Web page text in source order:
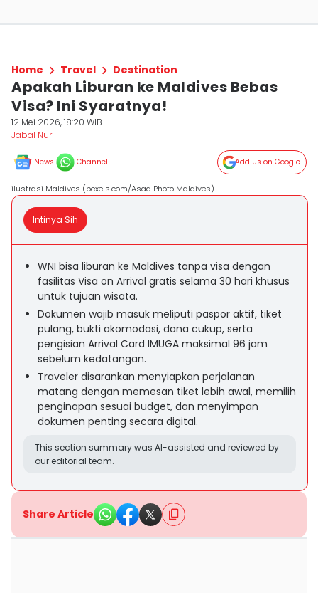
Home Travel Destination
Apakah Liburan ke Maldives Bebas
Visa? Ini Syaratnya!
12 Mei 2026, 18:20 WIB
Jabal Nur
News Channel Add Us on Google
ilustrasi Maldives (pexels.com/Asad Photo Maldives)
Intinya Sih
WNI bisa liburan ke Maldives tanpa visa dengan
fasilitas Visa on Arrival gratis selama 30 hari khusus
untuk tujuan wisata.
Dokumen wajib masuk meliputi paspor aktif, tiket
pulang, bukti akomodasi, dana cukup, serta
pengisian Arrival Card IMUGA maksimal 96 jam
sebelum kedatangan.
Traveler disarankan menyiapkan perjalanan
matang dengan memesan tiket lebih awal, memilih
penginapan sesuai budget, dan menyimpan
dokumen penting secara digital.
This section summary was AI-assisted and reviewed by
our editorial team.
Share Article